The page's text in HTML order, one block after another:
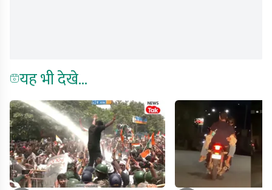
यह भी देखे...